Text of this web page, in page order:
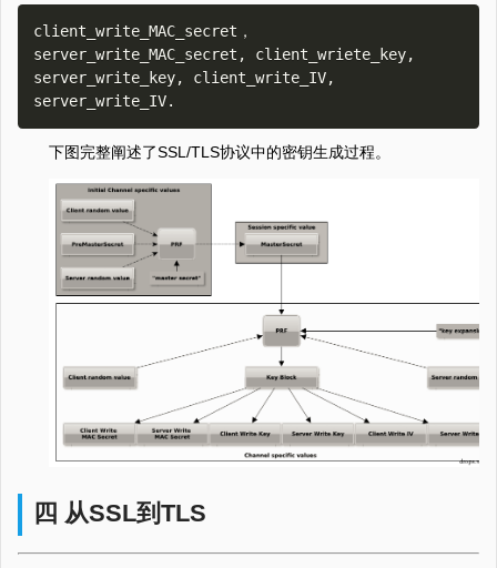
client_write_MAC_secret，
server_write_MAC_secret, client_wriete_key,
server_write_key, client_write_IV,
下图完整阐述了SSL/TLS协议中的密钥生成过程。
四 从SSL到TLS